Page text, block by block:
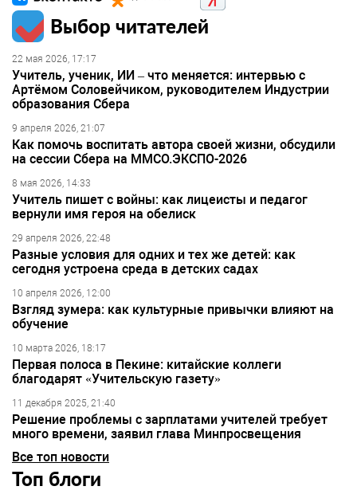
Выбор читателей
22 мая 2026, 17:17
Учитель, ученик, ИИ – что меняется: интервью с
Артёмом Соловейчиком, руководителем Индустрии
образования Сбера
9 апреля 2026, 21:07
Как помочь воспитать автора своей жизни, обсудили
на сессии Сбера на ММСО.ЭКСПО-2026
8 мая 2026, 14:33
Учитель пишет с войны: как лицеисты и педагог
вернули имя героя на обелиск
29 апреля 2026, 22:48
Разные условия для одних и тех же детей: как
сегодня устроена среда в детских садах
10 апреля 2026, 12:00
Взгляд зумера: как культурные привычки влияют на
обучение
10 марта 2026, 18:17
Первая полоса в Пекине: китайские коллеги
благодарят «Учительскую газету»
11 декабря 2025, 21:40
Решение проблемы с зарплатами учителей требует
много времени, заявил глава Минпросвещения
Все топ новости
Топ блоги